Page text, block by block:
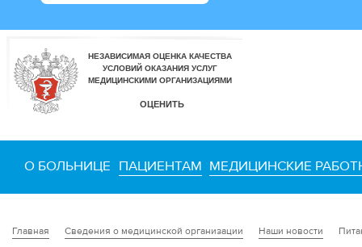
О БОЛЬНИЦЕ ПАЦИЕНТАМ МЕДИЦИНСКИЕ
Главная Сведения о медицинской организации Наши новости